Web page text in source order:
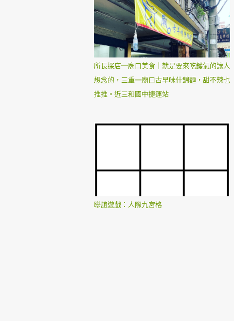
所長探店—廟口美食｜就是要來吃鑊氣的讓人
想念的，三重—廟口古早味什錦麵，甜不辣也
推推。近三和國中捷運站
聯誼遊戲：人際九宮格